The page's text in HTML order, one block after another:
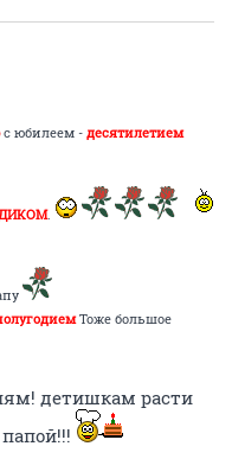
с юбилеем - десятилетием
.
Тоже большое
детишкам расти